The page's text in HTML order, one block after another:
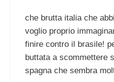
che brutta italia che
voglio proprio
finire contro il brasile!
buttata a scommettere
spagna che sembra